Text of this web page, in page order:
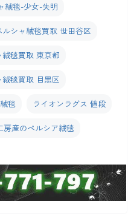
絨毯-少女-失明
ルシャ絨毯買取 世田谷区
絨毯買取 東京都
絨毯買取 目黒区
毯 ライオンラグス 値段
房産のペルシア絨毯